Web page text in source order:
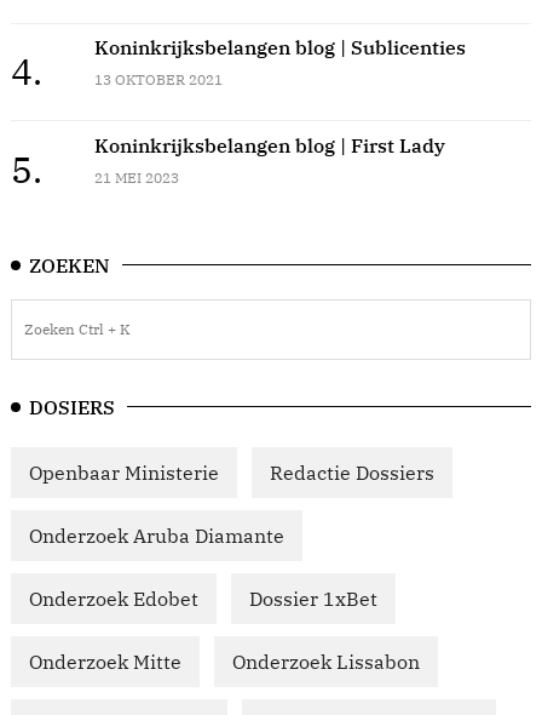
4.
Koninkrijksbelangen blog | Sublicenties
13 OKTOBER 2021
5.
Koninkrijksbelangen blog | First Lady
21 MEI 2023
ZOEKEN
DOSIERS
Openbaar Ministerie Redactie Dossiers
Onderzoek Aruba Diamante
Onderzoek Edobet Dossier 1xBet
Onderzoek Mitte Onderzoek Lissabon